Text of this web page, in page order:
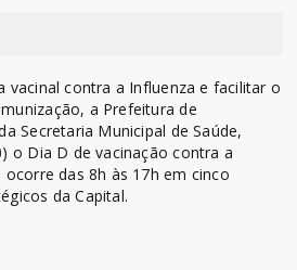
vacinal contra a Influenza e facilitar o
a Prefeitura de
Secretaria Municipal de Saúde,
o Dia D de vacinação contra a
das 8h às 17h em cinco
da Capital.